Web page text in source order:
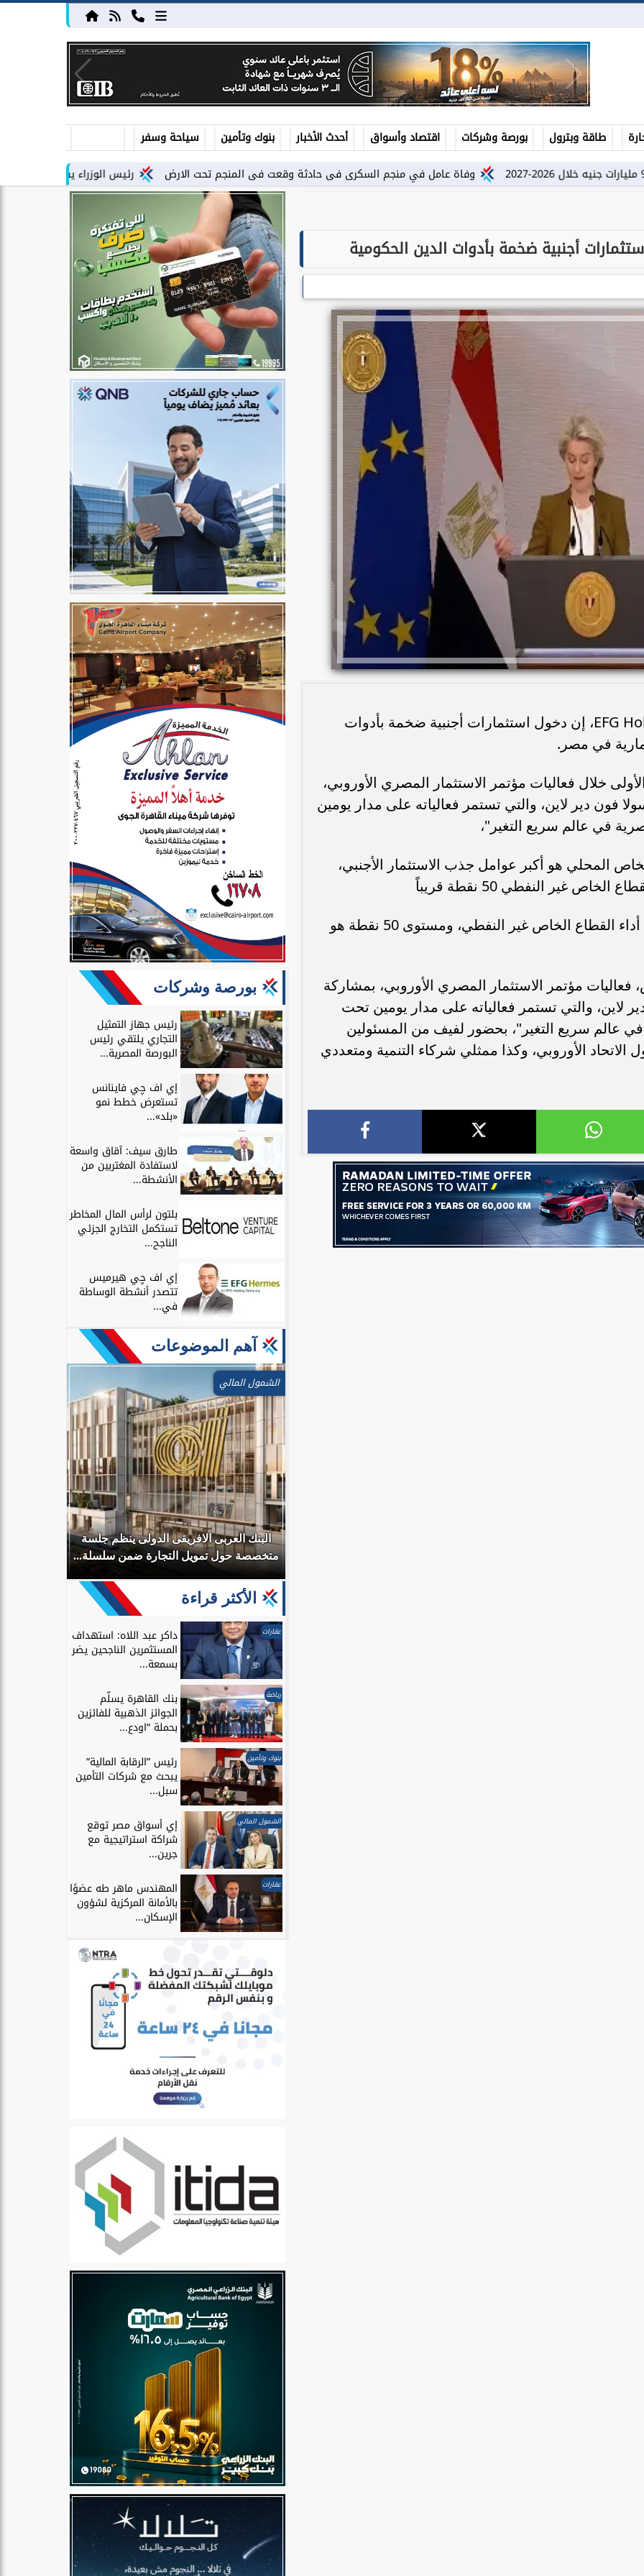
طاقة وبترول بورصة وشركات اقتصاد وأسواق أحدث الأخبار بنوك وتأمين
سياحة وسفر
رئيس الوزراء يشهد فعاليات إطلاق أعمال
وفاة عامل في منجم السكرى فى حادثة وقعت فى المنجم تحت الارض
قال كريم عوض الرئيس التنفيذي لـEFG Holding، إن دخول استثمارات أجنبية ضخمة بأدوات
في مصر.
خلال فعاليات مؤتمر الاستثمار المصري الأوروبي،
فون دير لاين، والتي تستمر فعالياته على مدار يومين
في عالم سريع التغير"،
المحلي هو أكبر عوامل جذب الاستثمار الأجنبي،
غير النفطي 50 نقطة قريباً
يذكر أن مؤشر مديري المشتريات يقيس أداء القطاع الخاص غير النفطي، ومستوى 50 نقطة هو
مؤتمر الاستثمار المصري الأوروبي، بمشاركة
لاين، والتي تستمر فعالياته على مدار يومين تحت
في عالم سريع التغير"، بحضور لفيف من المسئولين
الأوروبي، وكذا ممثلي شركاء التنمية ومتعددي
بورصة وشركات
رئيس جهاز التمثيل
التجاري يلتقي رئيس
البورصة المصرية...
إي اف چي فاينانس
تستعرض خطط نمو
«بلد»...
طارق سيف: آقاق واسعة
لاستفادة المغتربين من
الأنشطة...
بلتون لرأس المال المخاطر
تستكمل التخارج الجزئي
الناجح...
إي اف چي هيرميس
تتصدر أنشطة الوساطة
في...
آهم الموضوعات
الشمول المالي
البنك العربى الافريقى الدولى ينظم جلسة
متخصصة حول تمويل التجارة ضمن سلسلة...
الأكثر قراءة
عقارات داكر عبد اللاه: استهداف
المستثمرين الناجحين يضر
بسمعة...
رياضة بنك القاهرة يسلّم
الجوائز الذهبية للفائزين
بحملة “اودع...
بنوك وتأمين رئيس ”الرقابة المالية”
يبحث مع شركات التأمين
سبل...
الشمول المالي إي أسواق مصر توقع
شراكة استراتيجية مع
جرين...
عقارات المهندس ماهر طه عضوًا
بالأمانة المركزية لشؤون
الإسكان...